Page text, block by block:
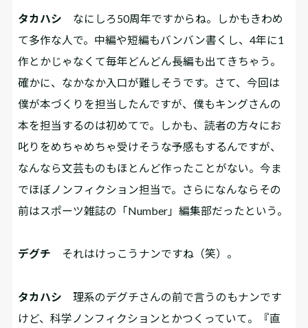
タカハシ なにしろ50周年ですからね。しかもきわめ
て多作な人で。中編や短編もバンバン書くし、4年に1
作とかじゃなくて毎年どんどん長編も出てきちゃう。
確かに、なかなか入口が難しそうです。さて、今回は
僕が本づくりを担当したんですが、僕もキングさんの
本を担当するのは初めてで。しかも、読者の方々にお
叱りをめちゃめちゃ受けそうな予感もするんですが、
なんなら文芸ものもほとんど作ったことがない。今ま
でほぼノンフィクション担当で。さらになんならその
前はスポーツ雑誌の「Number」編集部だったという。
デグチ それはけっこうナンですね（笑）。
タカハシ 理系のデグチさんの前で言うのもナンです
けど、科学ノンフィクションとかつくっていて。『直